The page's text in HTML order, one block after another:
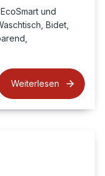
und
Bidet,
Weiterlesen